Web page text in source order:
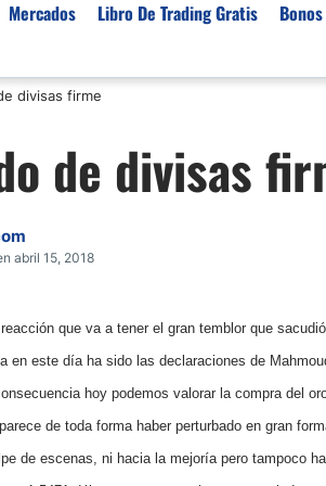
Brokers
Brokers Para
Brokers por
Mercados
Precio del Cacao
Plata (XAG/USD)
Todas las Materias
Libro De Trading Gratis
divisas firme
de divisas
abril 15, 2018
que va a tener el gran temblor que
en este día ha sido las declaraciones de
hoy podemos valorar la compra del
de toda forma haber perturbado en gran
de escenas, ni hacia la mejoría pero tampoco